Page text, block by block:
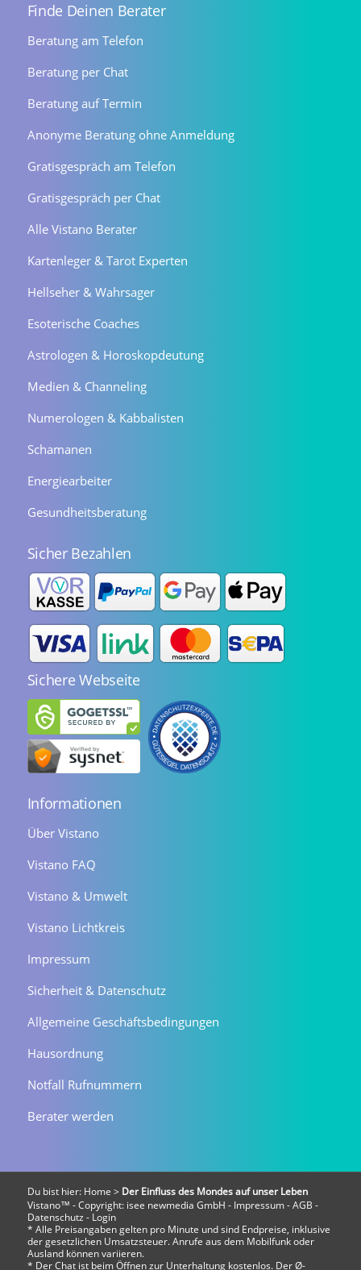
Finde Deinen Berater
Beratung am Telefon
Beratung per Chat
Beratung auf Termin
Anonyme Beratung ohne Anmeldung
Gratisgespräch am Telefon
Gratisgespräch per Chat
Alle Vistano Berater
Kartenleger & Tarot Experten
Hellseher & Wahrsager
Esoterische Coaches
Astrologen & Horoskopdeutung
Medien & Channeling
Numerologen & Kabbalisten
Schamanen
Energiearbeiter
Gesundheitsberatung
Sicher Bezahlen
Sichere Webseite
Informationen
Über Vistano
Vistano FAQ
Vistano & Umwelt
Vistano Lichtkreis
Impressum
Sicherheit & Datenschutz
Allgemeine Geschäftsbedingungen
Hausordnung
Notfall Rufnummern
Berater werden
Du bist hier: Home > Der Einfluss des Mondes auf unser Leben
Vistano™ - Copyright: isee newmedia GmbH - Impressum-AGB -
Datenschutz - Login
* Alle Preisangaben gelten pro Minute und sind Endpreise, inklusive
der gesetzlichen Umsatzsteuer. Anrufe aus dem Mobilfunk oder
Ausland können variieren.
* Der Chat ist beim Öffnen zur Unterhaltung kostenlos. Der Ø-